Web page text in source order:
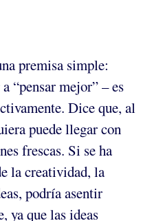
premisa simple:
“pensar mejor” – es
Dice que, al
puede llegar con
frescas. Si se ha
la creatividad, la
podría asentir
ya que las ideas